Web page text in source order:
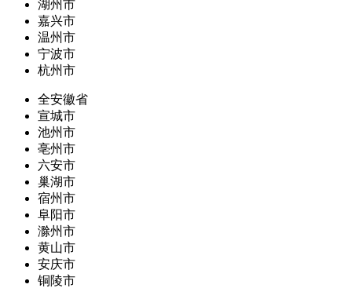
湖州市
嘉兴市
温州市
宁波市
杭州市
全安徽省
宣城市
池州市
亳州市
六安市
巢湖市
宿州市
阜阳市
滁州市
黄山市
安庆市
铜陵市